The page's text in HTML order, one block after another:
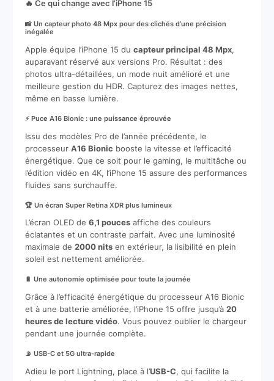
🔥 Ce qui change avec l’iPhone 15
📸 Un capteur photo 48 Mpx pour des clichés d’une précision
inégalée
Apple équipe l’iPhone 15 du capteur principal 48 Mpx,
auparavant réservé aux versions Pro. Résultat : des
photos ultra-détaillées, un mode nuit amélioré et une
meilleure gestion du HDR. Capturez des images nettes,
même en basse lumière.
⚡ Puce A16 Bionic : une puissance éprouvée
Issu des modèles Pro de l’année précédente, le
processeur A16 Bionic booste la vitesse et l’efficacité
énergétique. Que ce soit pour le gaming, le multitâche ou
l’édition vidéo en 4K, l’iPhone 15 assure des performances
fluides sans surchauffe.
🏆 Un écran Super Retina XDR plus lumineux
L’écran OLED de 6,1 poucesaffiche des couleurs
éclatantes et un contraste parfait. Avec une luminosité
maximale de 2000 nitsen extérieur, la lisibilité en plein
soleil est nettement améliorée.
🔋 Une autonomie optimisée pour toute la journée
Grâce à l’efficacité énergétique du processeur A16 Bionic
et à une batterie améliorée, l’iPhone 15 offre jusqu’à 20
heures de lecture vidéo. Vous pouvez oublier le chargeur
pendant une journée complète.
📡 USB-C et 5G ultra-rapide
Adieu le port Lightning, place à l’USB-C, qui facilite la